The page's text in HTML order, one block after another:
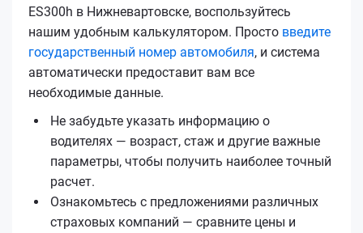
ES300h в Нижневартовске, воспользуйтесь
нашим удобным калькулятором. Просто введите
государственный номер автомобиля, и система
автоматически предоставит вам все
необходимые данные.
Не забудьте указать информацию о
водителях — возраст, стаж и другие важные
параметры, чтобы получить наиболее точный
расчет.
Ознакомьтесь с предложениями различных
страховых компаний — сравните цены и